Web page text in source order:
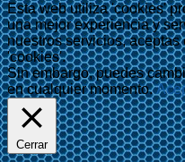
Esta web utiliza 'cookies'
una mejor experiencia y
nuestros servicios,
'cookies'.
Sin embargo, puedes
en cualquier momento.
Cerrar